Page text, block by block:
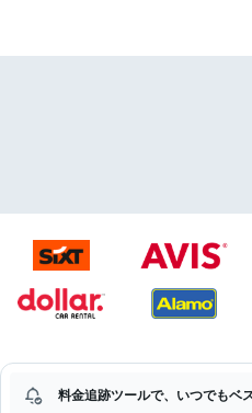
料金追跡ツールで、いつでもベ